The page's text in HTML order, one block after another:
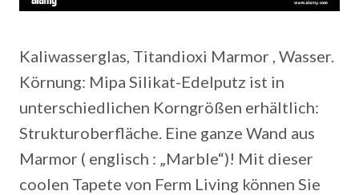
Kaliwasserglas, Titandioxi Marmor , Wasser.
Körnung: Mipa Silikat-Edelputz ist in
unterschiedlichen Korngrößen erhältlich:
Strukturoberfläche. Eine ganze Wand aus
Marmor ( englisch : „Marble“)! Mit dieser
coolen Tapete von Ferm Living können Sie